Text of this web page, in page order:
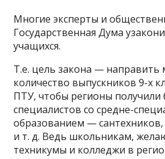
Многие эксперты и
Государственная Дума
учащихся.
Т.е. цель закона — направить
количество выпускников 9-х
ПТУ, чтобы регионы получили
специалистов со средне-​
образованием — сантехников,
и т. д. Ведь школьникам,
техникумы и колледжи в